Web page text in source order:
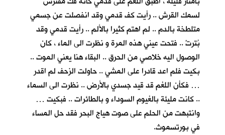
لسمك القرش .. رأيت كف قدمي وقد انفصلت عن جسمي
متلطخة بالدم .. لم اهتم كثيرا بالألم .. رأيت قدمي وقد
بُترتْ .. فتحت عيني هذه المرة و نظرت الى الماء ، كان
الوصول اليه خلاصي من الحرق .. البقاء هنا يعني الموت ..
بكيت فلم اعد قادرا على المشي .. حاولت الزحف لم اقدر
… فكأن اللغم قد قيد جسدي بالأرض .. نظرت الى السماء
.. كانت مليئة بالغيوم السوداء و بالطائرات .. فبكيت …
وانتبهت من الحلم على صوت هياج البحر فقد حل المساء
في بورتسموث.